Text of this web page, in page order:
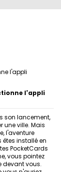
l'appli
son lancement,
une ville. Mais
l'aventure
installé en
PocketCards
vous pointez
devant vous.